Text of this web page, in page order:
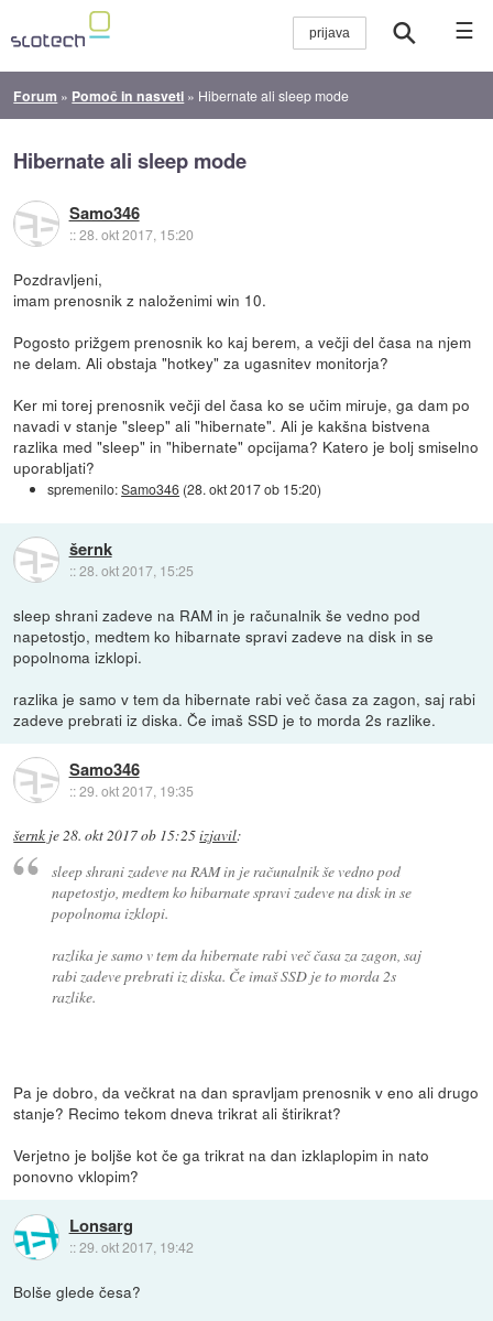
☰
Forum » Pomoč in nasveti » Hibernate ali sleep mode
Hibernate ali sleep mode
Samo346
::28. okt 2017, 15:20
Pozdravljeni,
imam prenosnik z naloženimi win 10.
Pogosto prižgem prenosnik ko kaj berem, a večji del časa na njem
ne delam. Ali obstaja "hotkey" za ugasnitev monitorja?
Ker mi torej prenosnik večji del časa ko se učim miruje, ga dam po
navadi v stanje "sleep" ali "hibernate". Ali je kakšna bistvena
razlika med "sleep" in "hibernate" opcijama? Katero je bolj smiselno
uporabljati?
spremenilo:Samo346 (28. okt 2017 ob 15:20)
šernk
::28. okt 2017, 15:25
sleep shrani zadeve na RAM in je računalnik še vedno pod
napetostjo, medtem ko hibarnate spravi zadeve na disk in se
popolnoma izklopi.
razlika je samo v tem da hibernate rabi več časa za zagon, saj rabi
zadeve prebrati iz diska. Če imaš SSD je to morda 2s razlike.
Samo346
::29. okt 2017, 19:35
šernk je28. okt 2017 ob 15:25izjavil:
sleep shrani zadeve na RAM in je računalnik še vedno pod
napetostjo, medtem ko hibarnate spravi zadeve na disk in se
popolnoma izklopi.
razlika je samo v tem da hibernate rabi več časa za zagon, saj
rabi zadeve prebrati iz diska. Če imaš SSD je to morda 2s
razlike.
Pa je dobro, da večkrat na dan spravljam prenosnik v eno ali drugo
stanje? Recimo tekom dneva trikrat ali štirikrat?
Verjetno je boljše kot če ga trikrat na dan izklaplopim in nato
ponovno vklopim?
Lonsarg
::29. okt 2017, 19:42
Bolše glede česa?